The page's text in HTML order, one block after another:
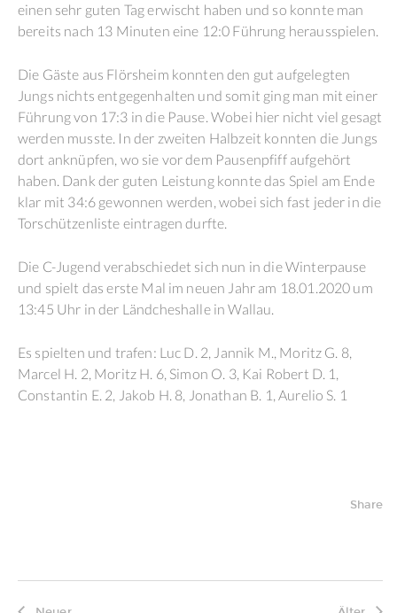
einen sehr guten Tag erwischt haben und so konnte man
bereits nach 13 Minuten eine 12:0 Führung herausspielen.
Die Gäste aus Flörsheim konnten den gut aufgelegten
Jungs nichts entgegenhalten und somit ging man mit einer
Führung von 17:3 in die Pause. Wobei hier nicht viel gesagt
werden musste. In der zweiten Halbzeit konnten die Jungs
dort anknüpfen, wo sie vor dem Pausenpfiff aufgehört
haben. Dank der guten Leistung konnte das Spiel am Ende
klar mit 34:6 gewonnen werden, wobei sich fast jeder in die
Torschützenliste eintragen durfte.
Die C-Jugend verabschiedet sich nun in die Winterpause
und spielt das erste Mal im neuen Jahr am 18.01.2020 um
13:45 Uhr in der Ländcheshalle in Wallau.
Es spielten und trafen: Luc D. 2, Jannik M., Moritz G. 8,
Marcel H. 2, Moritz H. 6, Simon O. 3, Kai Robert D. 1,
Constantin E. 2, Jakob H. 8, Jonathan B. 1, Aurelio S. 1
Share